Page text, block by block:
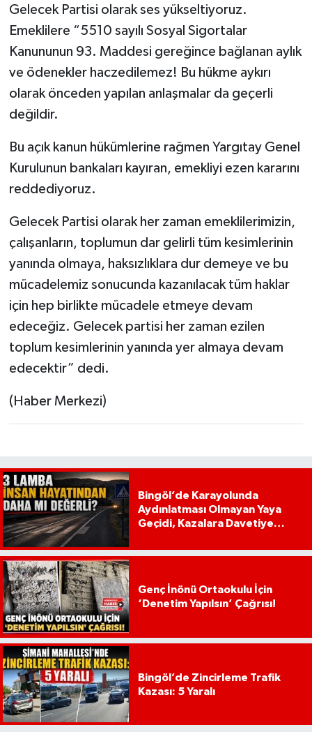
Gelecek Partisi olarak ses yükseltiyoruz.
Emeklilere “5510 sayılı Sosyal Sigortalar
Kanununun 93. Maddesi gereğince bağlanan aylık
ve ödenekler haczedilemez! Bu hükme aykırı
olarak önceden yapılan anlaşmalar da geçerli
değildir.
Bu açık kanun hükümlerine rağmen Yargıtay Genel
Kurulunun bankaları kayıran, emekliyi ezen kararını
reddediyoruz.
Gelecek Partisi olarak her zaman emeklilerimizin,
çalışanların, toplumun dar gelirli tüm kesimlerinin
yanında olmaya, haksızlıklara dur demeye ve bu
mücadelemiz sonucunda kazanılacak tüm haklar
için hep birlikte mücadele etmeye devam
edeceğiz. Gelecek partisi her zaman ezilen
toplum kesimlerinin yanında yer almaya devam
edecektir” dedi.
(Haber Merkezi)
Bingöl’de Karayolunda
Aydınlatması Olmayan Yaya
Geçidi, Kazalara Davetiye
Genç İnönü Ortaokulu İçin
‘Denetim Yapılsın’ Çağrısı!
Bingöl’de Zincirleme Trafik
Kazası: 5 Yaralı